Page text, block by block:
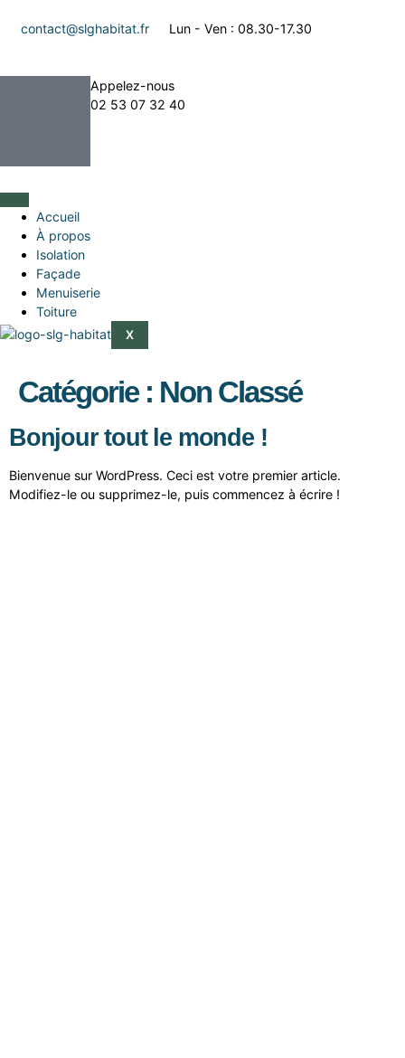
contact@slghabitat.fr Lun - Ven : 08.30-17.30
Appelez-nous
02 53 07 32 40
Accueil
À propos
Isolation
Façade
Menuiserie
Toiture
X
Catégorie : Non Classé
Bonjour tout le monde !
Bienvenue sur WordPress. Ceci est votre premier article.
Modifiez-le ou supprimez-le, puis commencez à écrire !